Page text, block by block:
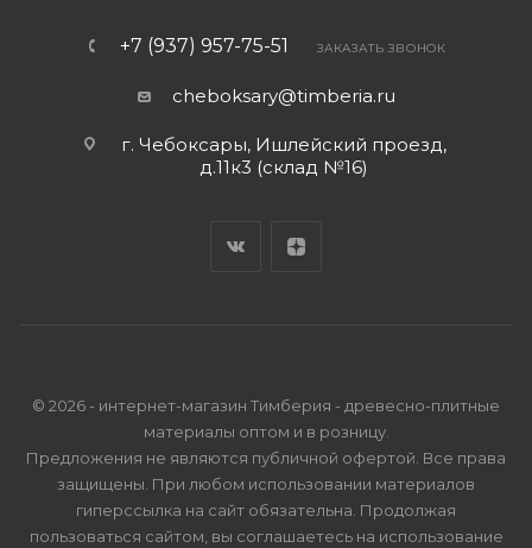
+7 (937) 957-75-51 ЗАКАЗАТЬ ЗВОНОК
cheboksary@timberia.ru
г. Чебоксары, Ишлейский проезд,
д.11к3 (склад №16)
© 2026 - интернет-магазин Тимберия - древесно-плитные
материалы оптом и в розницу.
Предложения не являются публичной офертой. Все права
защищены. При любом использовании материалов
гиперссылка на сайт обязательна. Продолжая
пользоваться сайтом, вы соглашаетесь на использование